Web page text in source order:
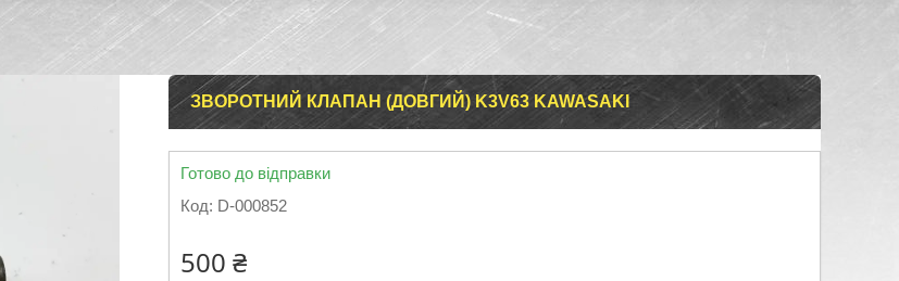
ЗВОРОТНИЙ КЛАПАН (ДОВГИЙ) K3V63 KAWASAKI
Готово до відправки
Код: D-000852
500 ₴